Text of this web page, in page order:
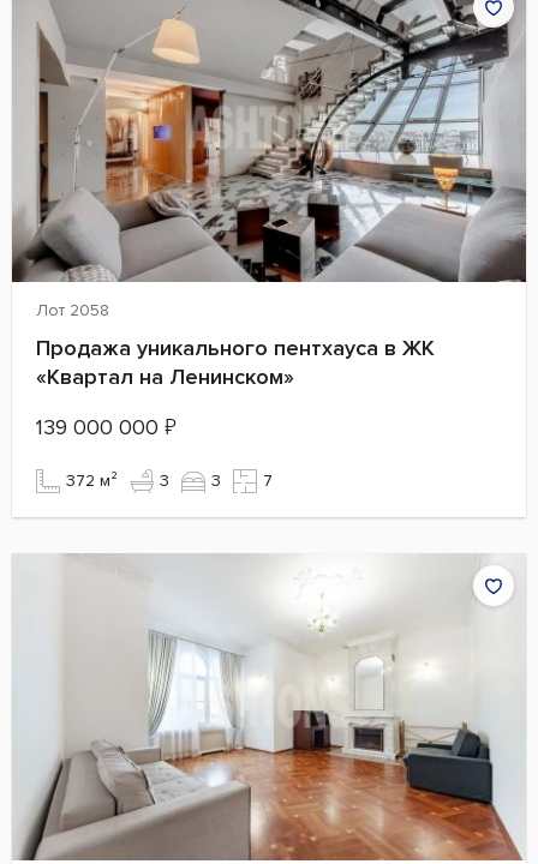
Лот 2058
Продажа уникального пентхауса в ЖК
«Квартал на Ленинском»
139 000 000 ₽
372 м² 3 3 7